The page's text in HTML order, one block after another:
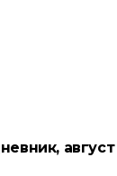
август